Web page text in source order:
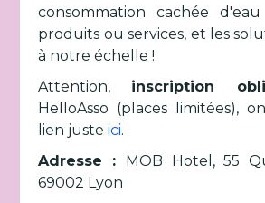
consommation cachée
produits ou services, et les
à notre échelle !
Attention, inscription
HelloAsso (places limitées),
lien justeici.
Adresse : MOB Hotel, 55
69002 Lyon